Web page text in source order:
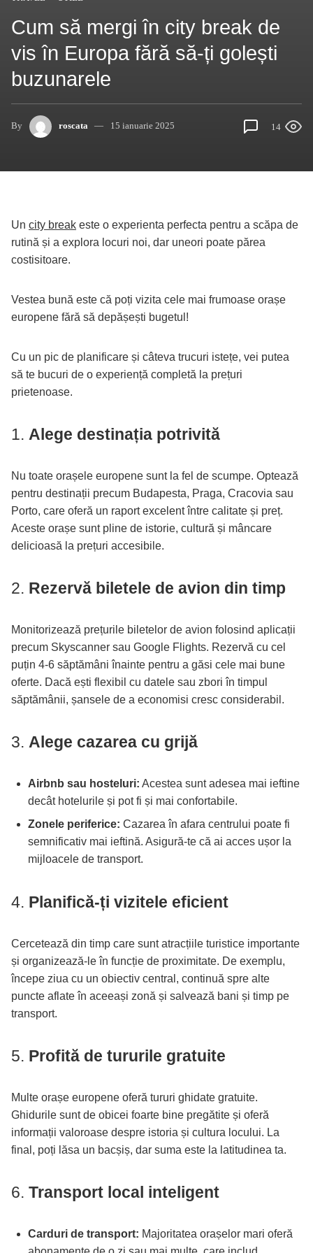
Cum să mergi în city break de
vis în Europa fără să-ți golești
buzunarele
By roscata 15 ianuarie 2025 14
Un city break este o experienta perfecta pentru a scăpa de
rutină și a explora locuri noi, dar uneori poate părea
costisitoare.
Vestea bună este că poți vizita cele mai frumoase orașe
europene fără să depășești bugetul!
Cu un pic de planificare și câteva trucuri istețe, vei putea
să te bucuri de o experiență completă la prețuri
prietenoase.
1. Alege destinația potrivită
Nu toate orașele europene sunt la fel de scumpe. Optează
pentru destinații precum Budapesta, Praga, Cracovia sau
Porto, care oferă un raport excelent între calitate și preț.
Aceste orașe sunt pline de istorie, cultură și mâncare
delicioasă la prețuri accesibile.
2. Rezervă biletele de avion din timp
Monitorizează prețurile biletelor de avion folosind aplicații
precum Skyscanner sau Google Flights. Rezervă cu cel
puțin 4-6 săptămâni înainte pentru a găsi cele mai bune
oferte. Dacă ești flexibil cu datele sau zbori în timpul
săptămânii, șansele de a economisi cresc considerabil.
3. Alege cazarea cu grijă
Airbnb sau hosteluri: Acestea sunt adesea mai ieftine
decât hotelurile și pot fi și mai confortabile.
Zonele periferice: Cazarea în afara centrului poate fi
semnificativ mai ieftină. Asigură-te că ai acces ușor la
mijloacele de transport.
4. Planifică-ți vizitele eficient
Cercetează din timp care sunt atracțiile turistice importante
și organizează-le în funcție de proximitate. De exemplu,
începe ziua cu un obiectiv central, continuă spre alte
puncte aflate în aceeași zonă și salvează bani și timp pe
transport.
5. Profită de tururile gratuite
Multe orașe europene oferă tururi ghidate gratuite.
Ghidurile sunt de obicei foarte bine pregătite și oferă
informații valoroase despre istoria și cultura locului. La
final, poți lăsa un bacșiș, dar suma este la latitudinea ta.
6. Transport local inteligent
Carduri de transport: Majoritatea orașelor mari oferă